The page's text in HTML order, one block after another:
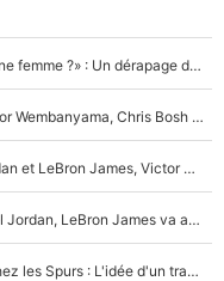
«LeBron James, as-tu déjà eu envie d’être une femme ?» : Un dérapage de Donald Trump sur la superstar de la NBA refait surface
NBA - Victime d'une thrombose comme Victor Wembanyama, Chris Bosh prévient le Français des risques sur sa santé : «J’ai failli mourir sur le coup et j’ai été ramené à la vie»
De la NBA au cinéma : Comme Michael Jordan et LeBron James, Victor Wembanyama rêve d'une carrière d'acteur !
The Last Dance sur Netflix : Comme Michael Jordan, LeBron James va avoir le droit à sa série !
Stephen Curry avec Victor Wembanyama chez les Spurs : L'idée d'un trade historique est lancée en NBA !